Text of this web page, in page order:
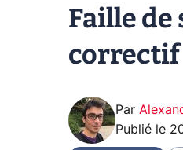
Faille
correctif
Par
Publié le